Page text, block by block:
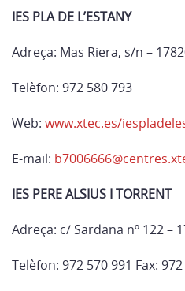
IES PLA DE L’ESTANY
Adreça: Mas Riera, s/n –
Telèfon: 972 580 793
Web: www.xtec.es/
E-mail:
IES PERE ALSIUS I TORRENT
Adreça: c/ Sardana nº 122 –
Telèfon: 972 570 991 Fax: